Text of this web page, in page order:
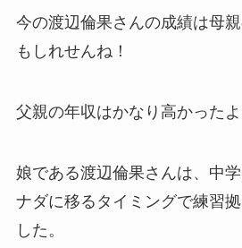
今の渡辺倫果さんの成績は母
もしれせんね！
父親の年収はかなり高かったよ
娘である渡辺倫果さんは、中
ナダに移るタイミングで練習
した。